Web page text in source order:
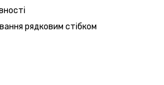
рядковим стібком